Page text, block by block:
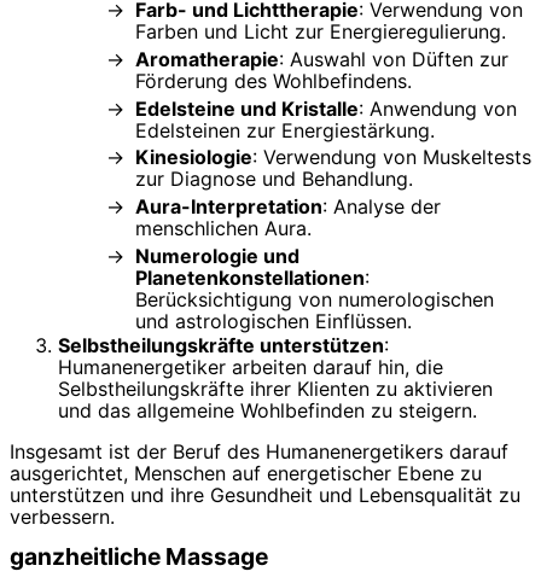
Farb- und Lichttherapie: Verwendung von
Farben und Licht zur Energieregulierung.
Aromatherapie: Auswahl von Düften zur
Förderung des Wohlbefindens.
Edelsteine und Kristalle: Anwendung von
Edelsteinen zur Energiestärkung.
Kinesiologie: Verwendung von Muskeltests
zur Diagnose und Behandlung.
Aura-Interpretation: Analyse der
menschlichen Aura.
Numerologie und
Planetenkonstellationen:
Berücksichtigung von numerologischen
und astrologischen Einflüssen.
Selbstheilungskräfte unterstützen:
Humanenergetiker arbeiten darauf hin, die
Selbstheilungskräfte ihrer Klienten zu aktivieren
und das allgemeine Wohlbefinden zu steigern.
Insgesamt ist der Beruf des Humanenergetikers darauf
ausgerichtet, Menschen auf energetischer Ebene zu
unterstützen und ihre Gesundheit und Lebensqualität zu
verbessern.
ganzheitliche Massage